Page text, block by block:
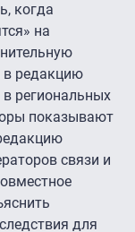
когда
на
в редакцию
региональных
показывают
связи и
для